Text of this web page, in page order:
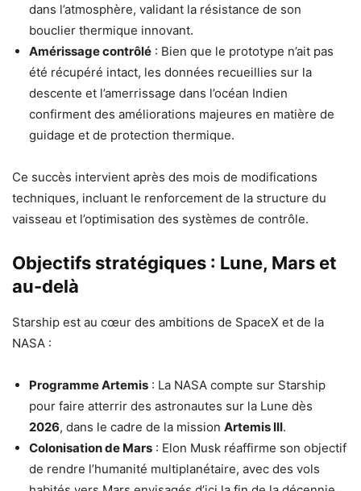
dans l’atmosphère, validant la résistance de son
bouclier thermique innovant.
Amérissage contrôlé : Bien que le prototype n’ait pas
été récupéré intact, les données recueillies sur la
descente et l’amerrissage dans l’océan Indien
confirment des améliorations majeures en matière de
guidage et de protection thermique.
Ce succès intervient après des mois de modifications
techniques, incluant le renforcement de la structure du
vaisseau et l’optimisation des systèmes de contrôle.
Objectifs stratégiques : Lune, Mars et
au-delà
Starship est au cœur des ambitions de SpaceX et de la
NASA :
Programme Artemis : La NASA compte sur Starship
pour faire atterrir des astronautes sur la Lune dès
2026, dans le cadre de la mission Artemis III.
Colonisation de Mars : Elon Musk réaffirme son objectif
de rendre l’humanité multiplanétaire, avec des vols